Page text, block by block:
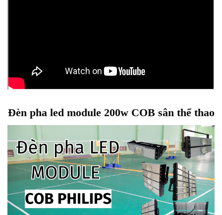
Đèn pha led module 200w COB sân thể thao